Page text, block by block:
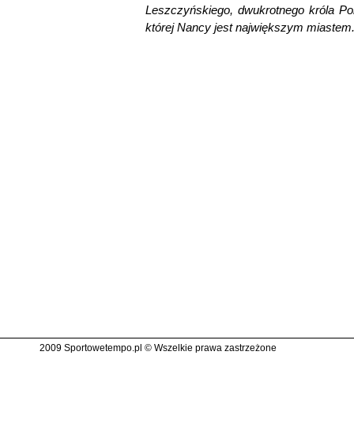
Leszczyńskiego, dwukrotnego króla
której Nancy jest największym miastem.
2009 Sportowetempo.pl © Wszelkie prawa zastrzeżone